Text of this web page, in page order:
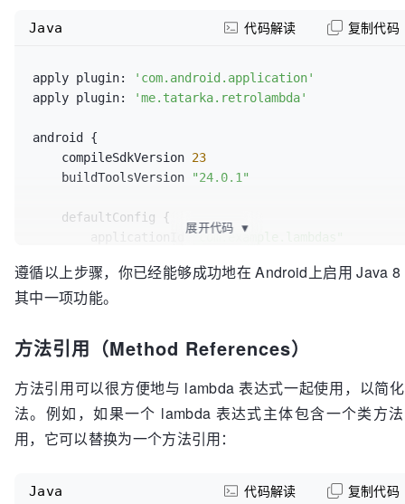
...
apply plugin:
'com.android.application'
apply plugin:
'me.tatarka.retrolambda'
android {
    compileSdkVersion
23
    buildToolsVersion
"24.0.1"
        applicationId
"com.example.lambdas"
        targetSdkVersion
23
        versionCode
    }
        release {
            minifyEnabled
false
            proguardFiles
        }
Java 代码解读 复制代码
展开代码 ▼
遵循以上步骤，你已经能够成功地在 Android上启用 Java 8
其中一项功能。
方法引用（Method References）
方法引用可以很方便地与 lambda 表达式一起使用，以简
法。例如，如果一个 lambda 表达式主体包含一个类方
用，它可以替换为一个方法引用：
Java 代码解读 复制代码